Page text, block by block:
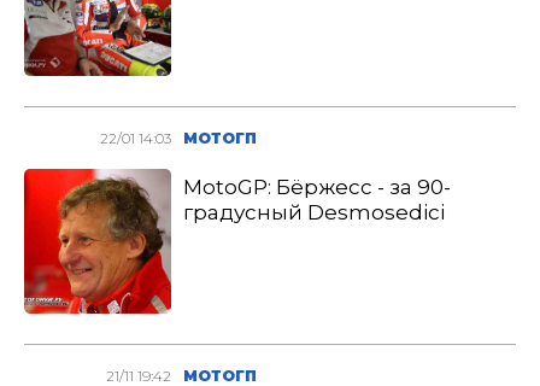
22/01 14:03 МОТОГП
MotoGP: Бёржесс - за 90-
градусный Desmosedici
21/11 19:42 МОТОГП